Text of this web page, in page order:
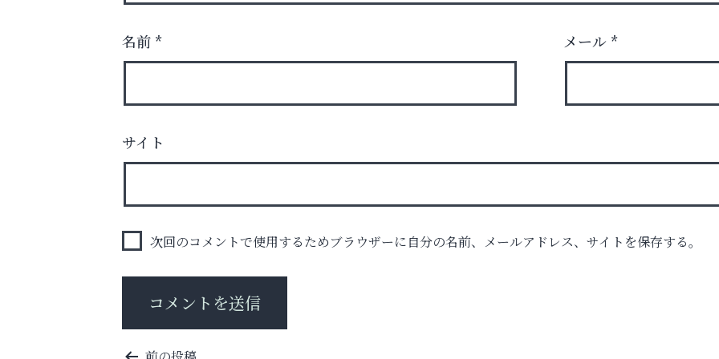
運動不足「動かない」を解消しませんか？
アクイール芦屋店
名前 * メール *
サイト
次回のコメントで使用するためブラウザーに自分の名前、メールアドレス、サイトを保存する。